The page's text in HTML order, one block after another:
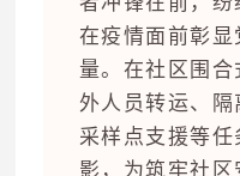
在疫情面前彰
量。在社区围
外人员转运、
采样点支援等
影，为筑牢社区